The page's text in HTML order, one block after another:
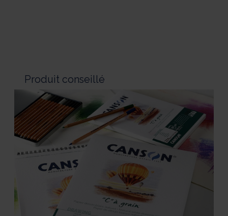
Produit conseillé